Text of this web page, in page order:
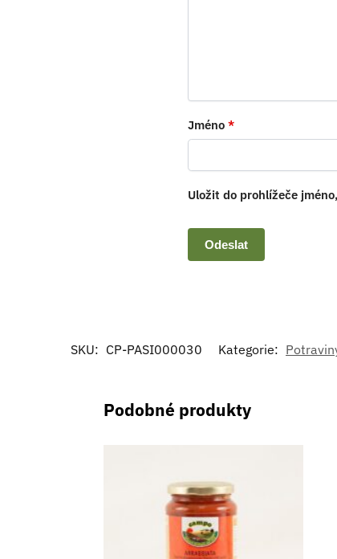
Jméno *
Uložit do prohlížeče
SKU: CP-PASI000030 Kategorie:
Podobné produkty